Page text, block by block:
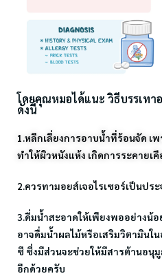
โดยคุณหมอได้แนะ วิธีบรรเทา
ดังนี้
1.หลีกเลี่ยงการอาบน้ำที่ร้อนจัด เ
ทำให้ผิวหนังแห้ง เกิดการระคายเคื
2.ควรทามอยส์เจอไรเซอร์เป็นปร
3.ดื่มน้ำสะอาดให้เพียงพออย่างน้อ
อาจดื่มน้ำผลไม้หรือเสริมวิตามินใ
ซี ซึ่งมีส่วนจะช่วยให้มีสารต้านอนุ
อีกด้วยครับ